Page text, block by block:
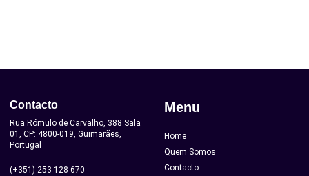
Contacto
Rua Rómulo de Carvalho, 388 Sala
01, CP: 4800-019, Guimarães,
Portugal
(+351) 253 128 670
Menu
Home
Quem Somos
Contacto